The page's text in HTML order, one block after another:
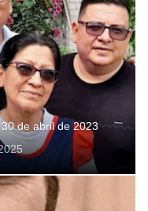
de abril de 2023